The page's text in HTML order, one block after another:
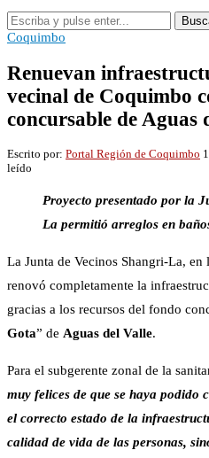
Coquimbo
Renuevan
vecinal de Coquimbo
concursable de Aguas
Escrito por: Portal Región de Coquimbo
leído
Proyecto presentado por la
La permitió arreglos en
La Junta de Vecinos Shangri-La,
renovó completamente la
gracias a los recursos del fondo
Gota” de Aguas del Valle.
Para el subgerente zonal de la
muy felices de que se haya podido
el correcto estado de la
calidad de vida de las personas,